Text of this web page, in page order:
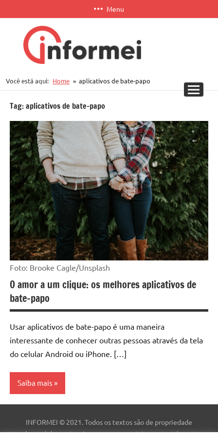
para
conteúdo
Menu
APP
Você está aqui: Home aplicativos de bate-papo
Tag:aplicativos de bate-papo
Foto: Brooke Cagle/Unsplash
O amor a um clique: os melhores aplicativos de
bate-papo
Usar aplicativos de bate-papo é uma maneira
interessante de conhecer outras pessoas através da tela
do celular Android ou iPhone. […]
Saiba mais
INFORMEI © 2021. Todos os textos são de propriedade
intelectual deste site. As marcas comerciais, nomes e logotipos